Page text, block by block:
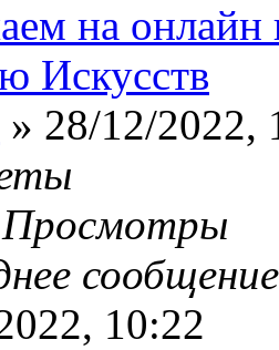
на
Искусств
» 28/12/2022,
Просмотры
10:22